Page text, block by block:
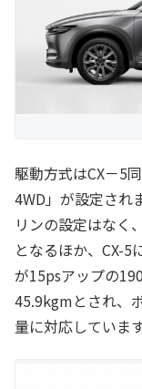
駆動方式はCX－5
4WD」が設定され
リンの設定はなく
となるほか、CX-
が15psアップの
45.9kgmとされ、
量に対応しています